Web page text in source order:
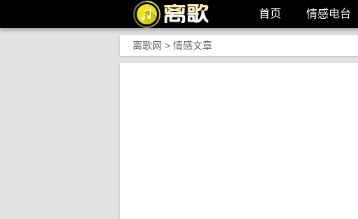
首页 情感电台
离歌网 > 情感文章